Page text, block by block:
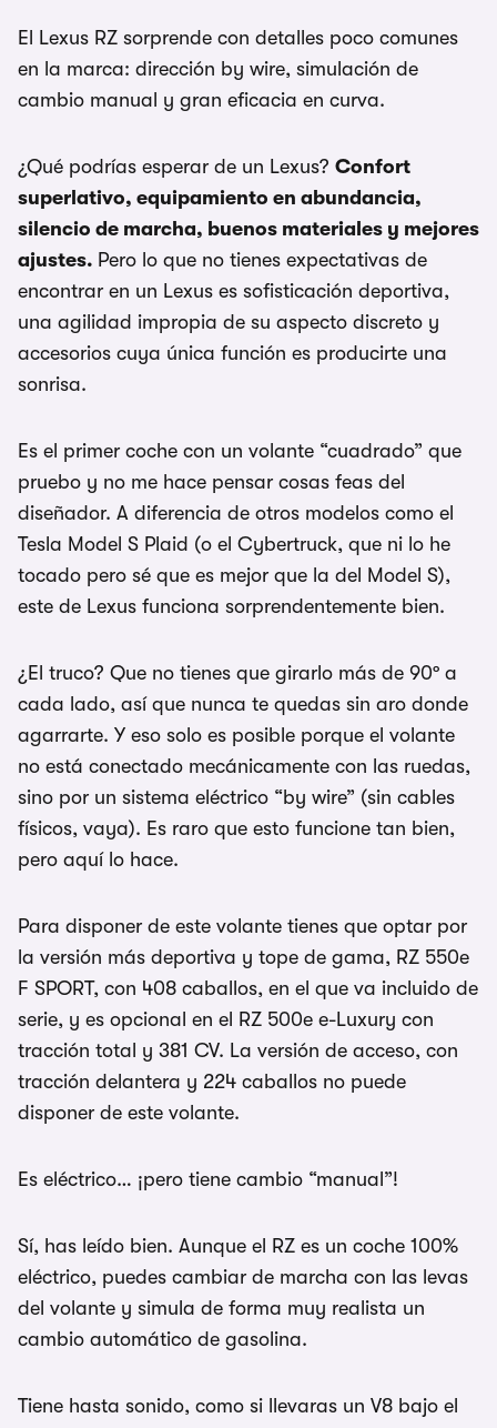
El Lexus RZ sorprende con detalles poco comunes
en la marca: dirección by wire, simulación de
cambio manual y gran eficacia en curva.
¿Qué podrías esperar de un Lexus? Confort
superlativo, equipamiento en abundancia,
silencio de marcha, buenos materiales y mejores
ajustes. Pero lo que no tienes expectativas de
encontrar en un Lexus es sofisticación deportiva,
una agilidad impropia de su aspecto discreto y
accesorios cuya única función es producirte una
sonrisa.
Es el primer coche con un volante “cuadrado” que
pruebo y no me hace pensar cosas feas del
diseñador. A diferencia de otros modelos como el
Tesla Model S Plaid (o el Cybertruck, que ni lo he
tocado pero sé que es mejor que la del Model S),
este de Lexus funciona sorprendentemente bien.
¿El truco? Que no tienes que girarlo más de 90º a
cada lado, así que nunca te quedas sin aro donde
agarrarte. Y eso solo es posible porque el volante
no está conectado mecánicamente con las ruedas,
sino por un sistema eléctrico “by wire” (sin cables
físicos, vaya). Es raro que esto funcione tan bien,
pero aquí lo hace.
Para disponer de este volante tienes que optar por
la versión más deportiva y tope de gama, RZ 550e
F SPORT, con 408 caballos, en el que va incluido de
serie, y es opcional en el RZ 500e e-Luxury con
tracción total y 381 CV. La versión de acceso, con
tracción delantera y 224 caballos no puede
disponer de este volante.
Es eléctrico… ¡pero tiene cambio “manual”!
Sí, has leído bien. Aunque el RZ es un coche 100%
eléctrico, puedes cambiar de marcha con las levas
del volante y simula de forma muy realista un
cambio automático de gasolina.
Tiene hasta sonido, como si llevaras un V8 bajo el